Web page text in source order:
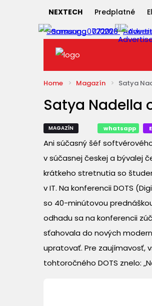
NEXTECH Predplatné
Home Magazín Satya
Satya Nadella
MAGAZÍN whatsapp
Ani súčasný šéf
v súčasnej českej a bývalej
krátkeho stretnutia so
v IT. Na konferencii DOTS
so 40-minútovou
odhadu sa na konferencii
sťahovala do nových
upratovať. Pre zaujímavosť,
tohtoročného DOTS znelo: